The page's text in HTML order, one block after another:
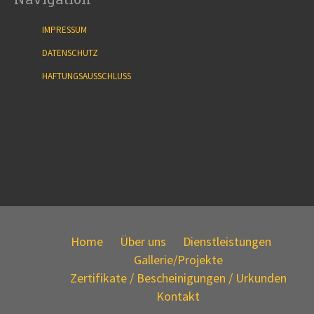
IMPRESSUM
DATENSCHUTZ
HAFTUNGSAUSSCHLUSS
Home Über uns
Dienstleistungen
Gallerie/Projekte
Zertifikate / Bescheinigungen / Urkunden
Kontakt